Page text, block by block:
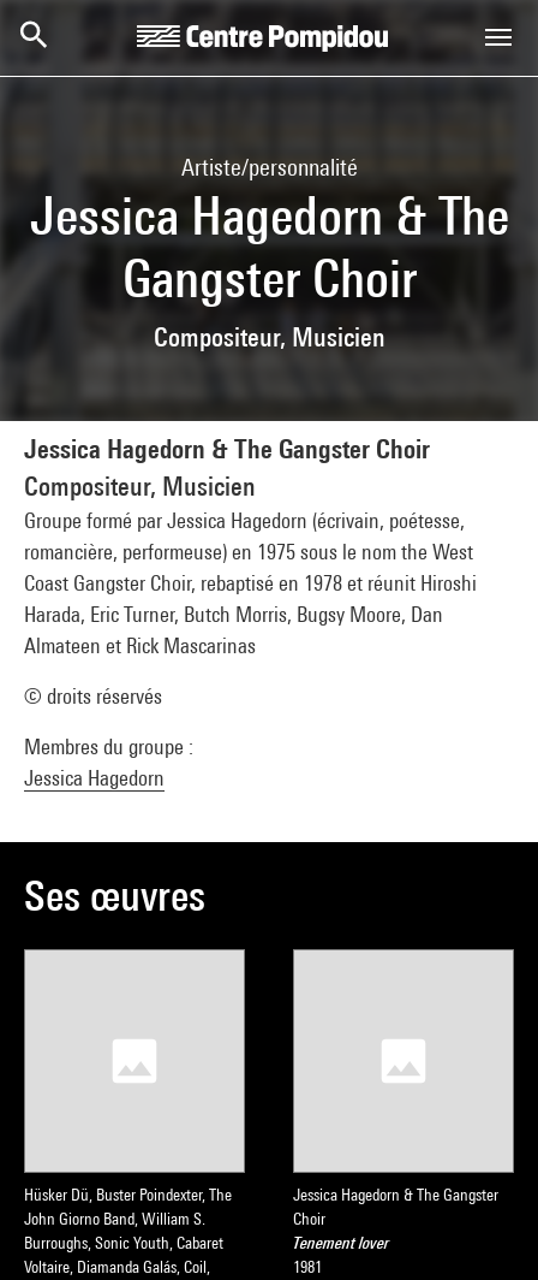
Artiste/personnalité
Jessica Hagedorn & The
Gangster Choir
Compositeur, Musicien
Jessica Hagedorn & The Gangster Choir
Compositeur, Musicien
Groupe formé par Jessica Hagedorn (écrivain, poétesse,
romancière, performeuse) en 1975 sous le nom the West
Coast Gangster Choir, rebaptisé en 1978 et réunit Hiroshi
Harada, Eric Turner, Butch Morris, Bugsy Moore, Dan
Almateen et Rick Mascarinas
© droits réservés
Membres du groupe :
Jessica Hagedorn
Ses œuvres
Hüsker Dü, Buster Poindexter, The
John Giorno Band, William S.
Burroughs, Sonic Youth, Cabaret
Voltaire, Diamanda Galás, Coil,
Jessica Hagedorn & The Gangster
Choir
Tenement lover
1981